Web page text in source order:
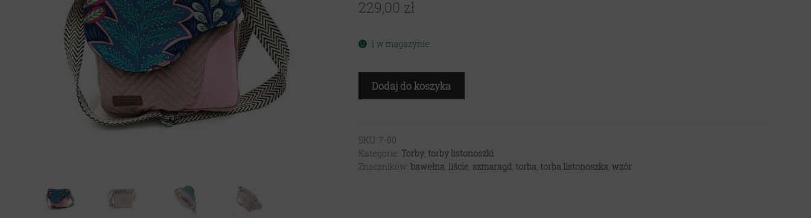
229,00 zł
1 w magazynie
ilość
róż
z
niebieskimi
Dodaj do koszyka
SKU: 7-80
Kategorie: Torby, torby listonoszki
Znaczników: bawełna, liście, szmaragd, torba, torba listonoszka, wzór